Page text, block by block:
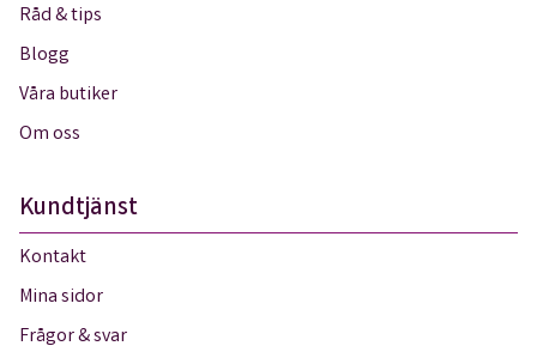
Råd & tips
Blogg
Våra butiker
Om oss
Kundtjänst
Kontakt
Mina sidor
Frågor & svar